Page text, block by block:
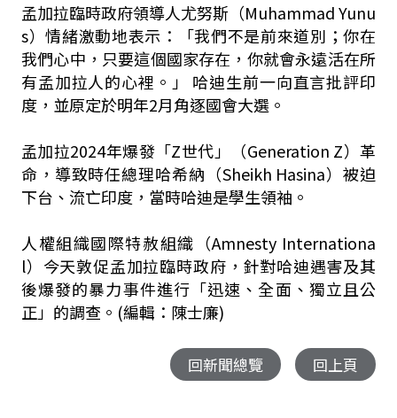
孟加拉臨時政府領導人尤努斯（Muhammad Yunu
s）情緒激動地表示：「我們不是前來道別；你在
我們心中，只要這個國家存在，你就會永遠活在所
有孟加拉人的心裡。」 哈迪生前一向直言批評印
度，並原定於明年2月角逐國會大選。
孟加拉2024年爆發「Z世代」（Generation Z）革
命，導致時任總理哈希納（Sheikh Hasina）被迫
下台、流亡印度，當時哈迪是學生領袖。
人權組織國際特赦組織（Amnesty Internationa
l）今天敦促孟加拉臨時政府，針對哈迪遇害及其
後爆發的暴力事件進行「迅速、全面、獨立且公
正」的調查。(編輯：陳士廉)
回新聞總覽 回上頁